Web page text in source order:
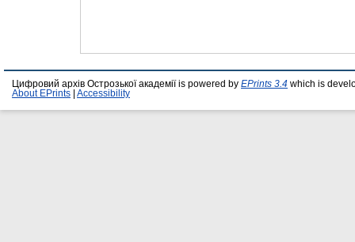
Цифровий архів Острозької академії is powered by EPrints 3.4 which is
About EPrints
Accessibility